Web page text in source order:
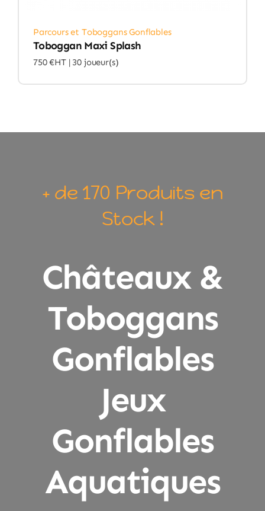
Parcours et Toboggans Gonflables
Toboggan Maxi Splash
750 €HT | 30 joueur(s)
+ de 170 Produits en
Stock !
Châteaux &
Toboggans
Gonflables
Jeux
Gonflables
Aquatiques